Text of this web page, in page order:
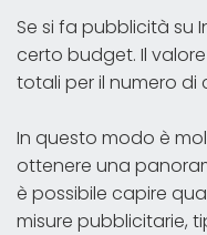
Se si fa pubblicità su
certo budget. Il
totali per il numero di
In questo modo è
ottenere una
è possibile capire
misure pubblicitarie,